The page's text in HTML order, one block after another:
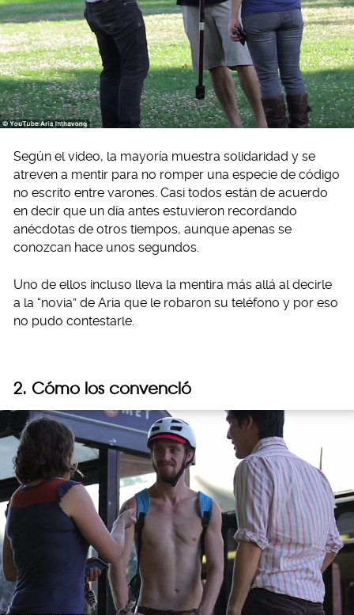
Según el video, la mayoría muestra solidaridad y se
atreven a mentir para no romper una especie de código
no escrito entre varones. Casi todos están de acuerdo
en decir que un día antes estuvieron recordando
anécdotas de otros tiempos, aunque apenas se
conozcan hace unos segundos.
Uno de ellos incluso lleva la mentira más allá al decirle
a la “novia” de Aria que le robaron su teléfono y por eso
no pudo contestarle.
2. Cómo los convenció